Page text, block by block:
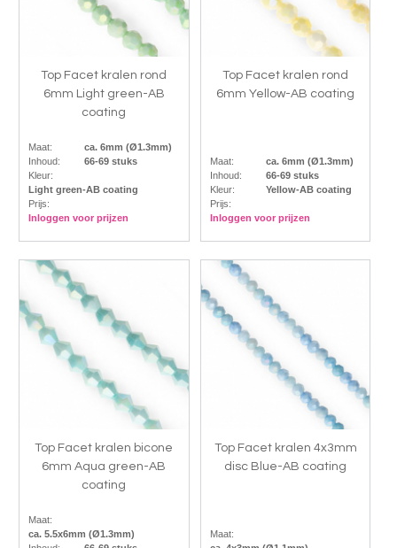
Top Facet kralen rond
6mm Light green-AB
coating
Maat:
ca. 6mm (Ø1.3mm)
Inhoud:
66-69 stuks
Kleur:
Light green-AB coating
Prijs:
Inloggen voor prijzen
Top Facet kralen rond
6mm Yellow-AB coating
Maat:
ca. 6mm (Ø1.3mm)
Inhoud:
66-69 stuks
Kleur:
Yellow-AB coating
Prijs:
Inloggen voor prijzen
Top Facet kralen bicone
6mm Aqua green-AB
coating
Maat:
ca. 5.5x6mm (Ø1.3mm)
Top Facet kralen 4x3mm
disc Blue-AB coating
Maat: